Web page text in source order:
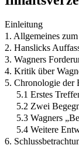
Einleitung
1. Allgemeines
2. Hanslicks
3. Wagners
4. Kritik über
5. Chronologie der
5.1 Erstes
5.2 Zwei
5.3 Wagners
5.4 Weitere
6.